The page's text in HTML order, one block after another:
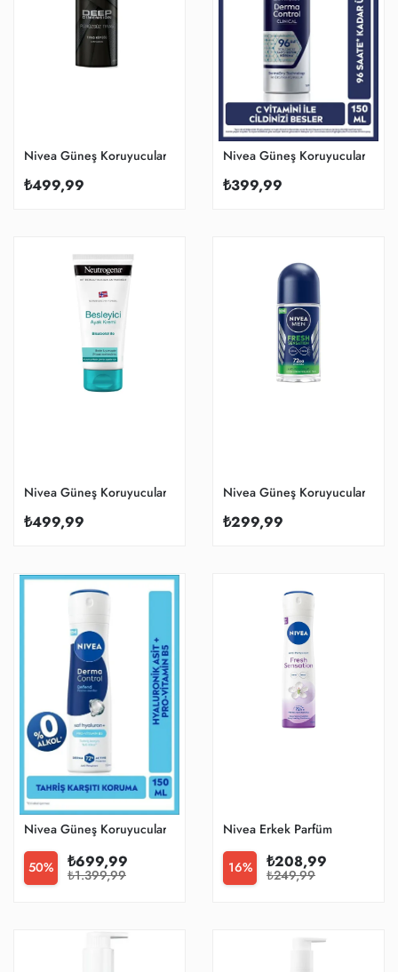
Nivea Güneş Koruyucular
₺499,99
Nivea Güneş Koruyucular
₺399,99
Nivea Güneş Koruyucular
₺499,99
Nivea Güneş Koruyucular
₺299,99
Nivea Güneş Koruyucular
50% ₺699,99
₺1.399,99
Nivea Erkek Parfüm
16% ₺208,99
₺249,99